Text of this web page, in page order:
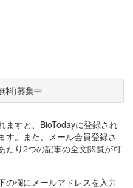
料)募集中
ますと、BioTodayに登録され
す。また、メール会員登録さ
たり2つの記事の全文閲覧が可
の欄にメールアドレスを入力